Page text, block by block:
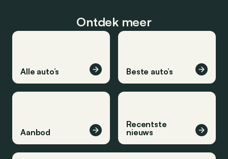
Ontdek meer
Alle auto’s Beste auto’s
Aanbod
Recentste
nieuws